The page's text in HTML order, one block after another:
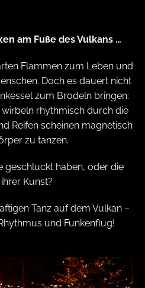
am Fuße des Vulkans …
Flammen zum Leben und
Doch es dauert nicht
zum Brodeln bringen:
rhythmisch durch die
Reifen scheinen magnetisch
zu tanzen.
geschluckt haben, oder die
Kunst?
Tanz auf dem Vulkan –
und Funkenflug!